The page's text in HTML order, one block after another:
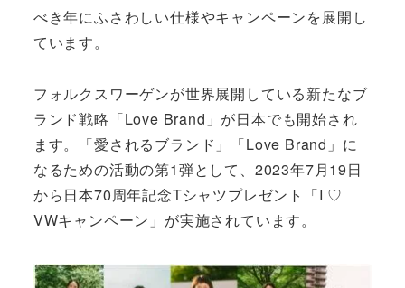
べき年にふさわしい仕様やキャンペーンを展開し
ています。
フォルクスワーゲンが世界展開している新たなブ
ランド戦略「Love Brand」が日本でも開始され
ます。「愛されるブランド」「Love Brand」に
なるための活動の第1弾として、2023年7月19日
から日本70周年記念Tシャツプレゼント「I ♡
VWキャンペーン」が実施されています。